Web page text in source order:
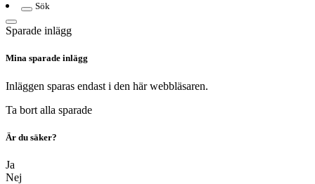
Sök
Sparade inlägg
Mina sparade inlägg
Inläggen sparas endast i den här webbläsaren.
Ta bort alla sparade
Är du säker?
Ja
Nej